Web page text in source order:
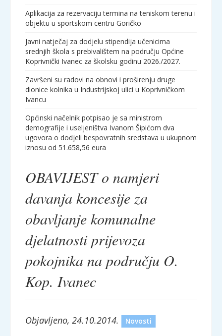
Aplikacija za rezervaciju termina na teniskom terenu i
objektu u sportskom centru Goričko
Javni natječaj za dodjelu stipendija učenicima
srednjih škola s prebivalištem na području Općine
Koprivnički Ivanec za školsku godinu 2026./2027.
Završeni su radovi na obnovi i proširenju druge
dionice kolnika u Industrijskoj ulici u Koprivničkom
Ivancu
Općinski načelnik potpisao je sa ministrom
demografije i useljeništva Ivanom Šipićom dva
ugovora o dodjeli bespovratnih sredstava u ukupnom
iznosu od 51.658,56 eura
OBAVIJEST o namjeri
davanja koncesije za
obavljanje komunalne
djelatnosti prijevoza
pokojnika na području O.
Kop. Ivanec
Objavljeno, 24.10.2014. Novosti